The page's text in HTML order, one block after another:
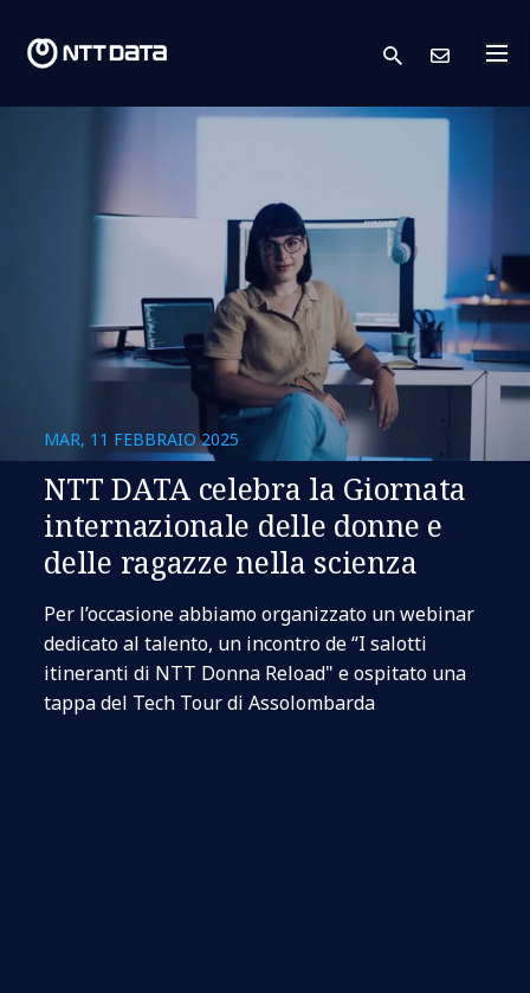
search
MAR, 11 FEBBRAIO 2025
NTT DATA celebra la Giornata
internazionale delle donne e
delle ragazze nella scienza
Per l’occasione abbiamo organizzato un webinar
dedicato al talento, un incontro de “I salotti
itineranti di NTT Donna Reload" e ospitato una
tappa del Tech Tour di Assolombarda